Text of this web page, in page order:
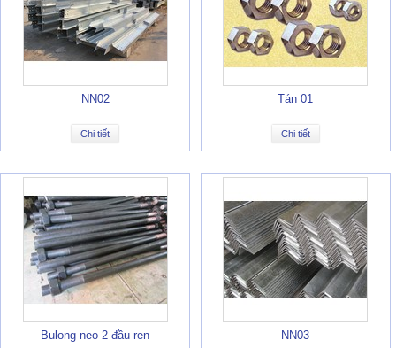
NN02
Chi tiết
Tán 01
Chi tiết
Bulong neo 2 đầu ren NN03